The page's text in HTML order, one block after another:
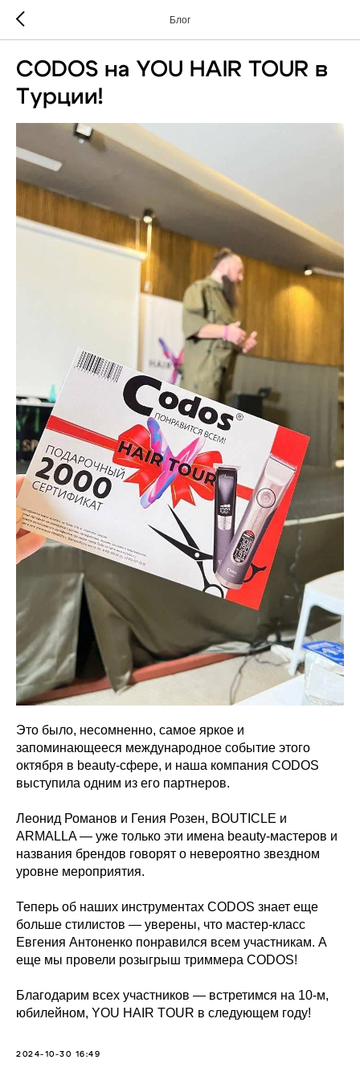
Блог
CODOS на YOU HAIR TOUR в
Турции!
Это было, несомненно, самое яркое и
запоминающееся международное событие этого
октября в beauty-сфере, и наша компания CODOS
выступила одним из его партнеров.
Леонид Романов и Гения Розен, BOUTICLE и
ARMALLA — уже только эти имена beauty-мастеров и
названия брендов говорят о невероятно звездном
уровне мероприятия.
Теперь об наших инструментах CODOS знает еще
больше стилистов — уверены, что мастер-класс
Евгения Антоненко понравился всем участникам. А
еще мы провели розыгрыш триммера CODOS!
Благодарим всех участников — встретимся на 10-м,
юбилейном, YOU HAIR TOUR в следующем году!
2024-10-30 16:49